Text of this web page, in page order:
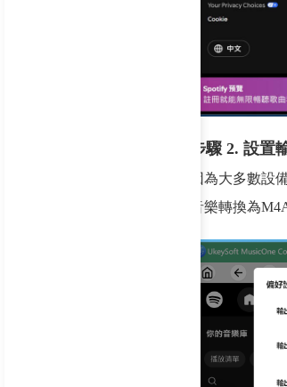
步驟 2. 設置
因為大多數設
音樂轉換為